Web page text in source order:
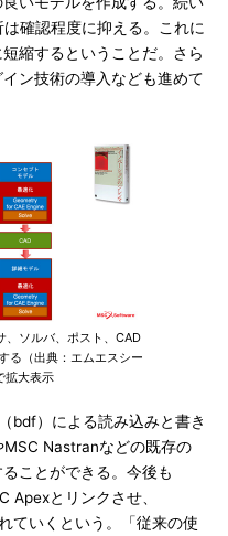
確認程度に抑える。これに
縮するということだ。さら
ン技術の導入なども進めて
ソルバ、ポスト、CAD
る（出典：エムエスシー
拡大表示
bdf）による読み込みと書き
Nastranなどの既存の
ことができる。今後も
Apexとリンクさせ、
ていくという。「従来の使